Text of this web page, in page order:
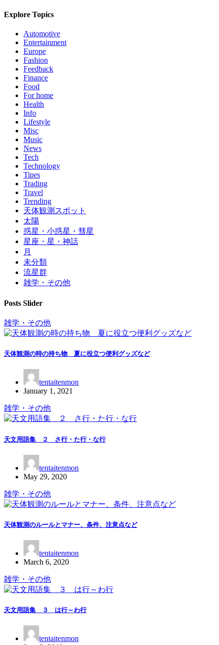
Explore Topics
Automotive
Entertainment
Europe
Fashion
Feedback
Finance
Food
For home
Health
Info
Lifestyle
Misc
Music
News
Tech
Technology
Tipes
Trading
Travel
Trending
天体観測スポット
太陽
惑星・小惑星・彗星
星座・星・神話
月
未分類
流星群
雑学・その他
Posts Slider
雑学・その他
天体観測の時の持ち物 夏に役立つ便利グッズなど
tentaitenmon
January 1, 2021
雑学・その他
天文用語集 ２ さ行・た行・な行
tentaitenmon
May 29, 2020
雑学・その他
天体観測のルールとマナー、条件、注意点など
tentaitenmon
March 6, 2020
雑学・その他
天文用語集 ３ は行～わ行
tentaitenmon